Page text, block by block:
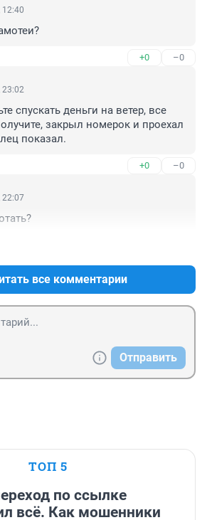
12:40
+0 –0
23:02
спускать деньги на ветер, все
закрыл номерок и проехал
показал.
+0 –0
22:07
все комментарии
Отправить
ТОП 5
по ссылке
всё. Как мошенники